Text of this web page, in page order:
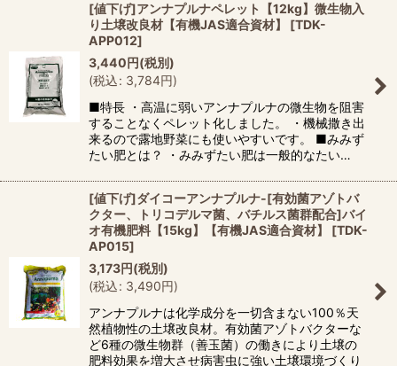
[値下げ]アンナプルナペレット【12kg】微生物入
り土壌改良材【有機JAS適合資材】
[TDK-
APP012]
3,440円(税別)
(税込: 3,784円)
■特長 ・高温に弱いアンナプルナの微生物を阻害
することなくペレット化しました。 ・機械撒き出
来るので露地野菜にも使いやすいです。 ■みみず
たい肥とは？ ・みみずたい肥は一般的なたい…
[値下げ]ダイコーアンナプルナ-[有効菌アゾトバ
クター、トリコデルマ菌、バチルス菌群配合]バイ
オ有機肥料【15kg】【有機JAS適合資材】
[TDK-
AP015]
3,173円(税別)
(税込: 3,490円)
アンナプルナは化学成分を一切含まない100％天
然植物性の土壌改良材。有効菌アゾトバクターな
ど6種の微生物群（善玉菌）の働きにより土壌の
肥料効果を増大させ病害虫に強い土壌環境づくり